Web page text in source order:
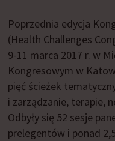
Poprzednia edycja
(Health Challenges
9-11 marca 2017 r. w
Kongresowym w
pięć ścieżek
i zarządzanie, terapie,
Odbyły się 52 sesje
prelegentów i ponad